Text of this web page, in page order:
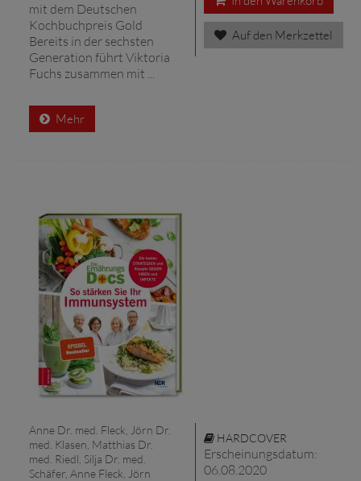
mit dem Deutschen
Kochbuchpreis Gold
Bereits in der sechsten
Generation führt Viktoria
Fuchs zusammen mit ...
Mehr
Auf den Merkzettel
Anne Dr. med. Fleck, Jörn Dr.
med. Klasen, Matthias Dr.
med. Riedl, Silja Dr. med.
Schäfer, Anne Fleck, Jörn
HARDCOVER
Erscheinungsdatum:
06.08.2020